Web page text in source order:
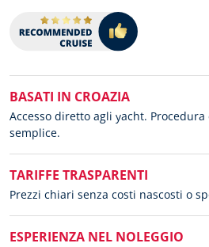
BASATI IN CROAZIA
Accesso diretto agli yacht.
semplice.
TARIFFE TRASPARENTI
Prezzi chiari senza costi nascosti o
ESPERIENZA NEL NOLEGGIO